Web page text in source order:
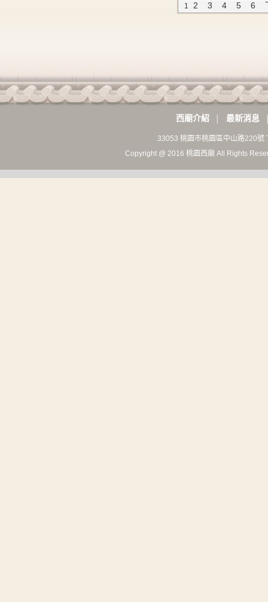
1 2 3 4 5 6
西廟介紹 最新消息
33053 桃園市桃園區中山路220號
Copyright @ 2016 桃園西廟 All Rights